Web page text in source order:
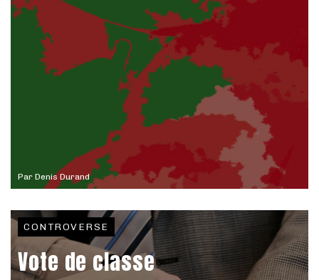
Par Denis Durand
CONTROVERSE
Vote de classe